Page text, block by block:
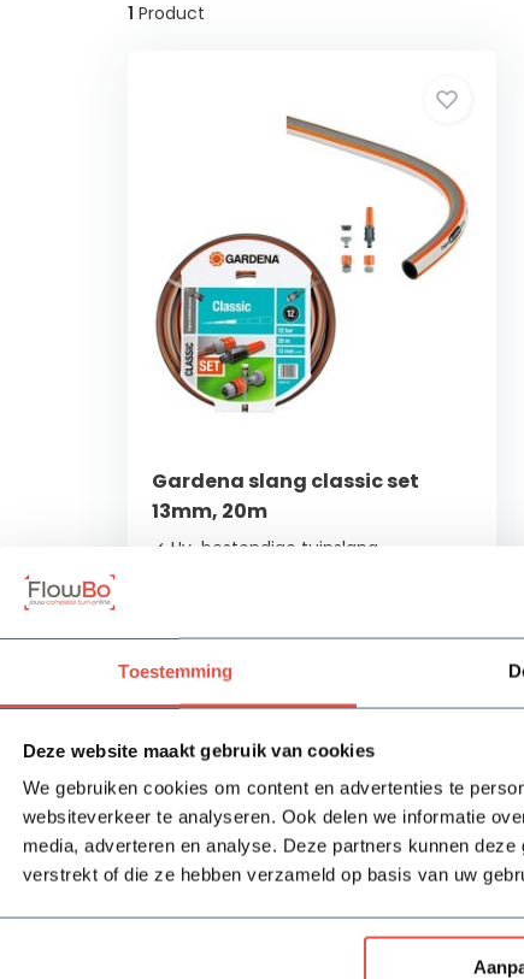
Toestemming
Deze website maakt gebruik van cookies
We gebruiken cookies om content en advertenties te
websiteverkeer te analyseren. Ook delen we informatie
media, adverteren en analyse. Deze partners kunnen
verstrekt of die ze hebben verzameld op basis van uw
1 Product
Gardena slang classic set
13mm, 20m
✓ Uv-bestendige tuinslang
Op voorraad
58,85 Bekijken